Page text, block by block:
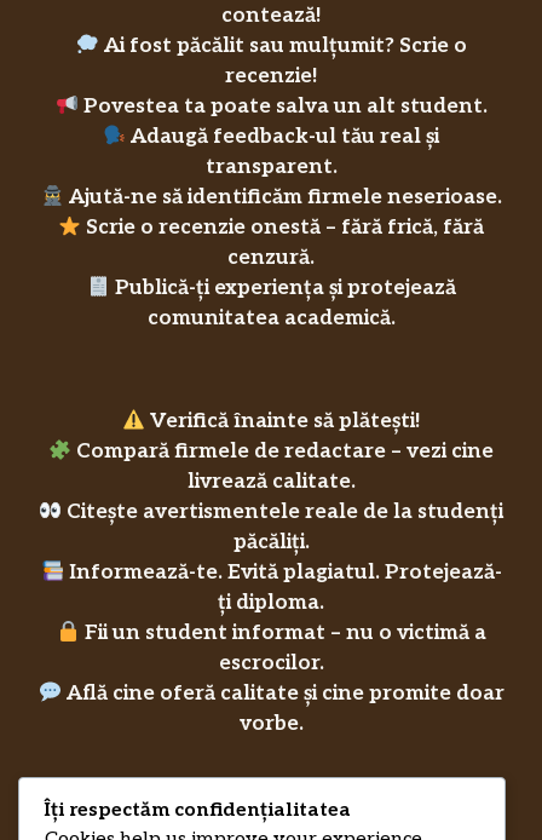
contează!
Ai fost păcălit sau mulțumit? Scrie o
recenzie!
Povestea ta poate salva un alt student.
Adaugă feedback-ul tău real și
transparent.
Ajută-ne să identificăm firmele neserioase.
Scrie o recenzie onestă – fără frică, fără
cenzură.
Publică-ți experiența și protejează
comunitatea academică.
Verifică înainte să plătești!
Compară firmele de redactare – vezi cine
livrează calitate.
Citește avertismentele reale de la studenți
păcăliți.
Informează-te. Evită plagiatul. Protejează-
ți diploma.
Fii un student informat – nu o victimă a
escrocilor.
Află cine oferă calitate și cine promite doar
vorbe.
Îți respectăm confidențialitatea